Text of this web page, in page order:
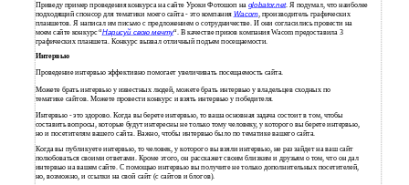
Приведу пример проведения конкурса на сайте Уроки Фотошоп на globator.net. Я подумал, что наиболее
подходящий спонсор для тематики моего сайта - это компания Wacom, производитель графических
планшетов. Я написал им письмо с предложением о сотрудничестве. И они согласились провести на
моем сайте конкурс “Нарисуй свою мечту“. В качестве призов компания Wacom предоставила 3
графических планшета. Конкурс вызвал отличный подъем посещаемости.
Интервью
Проведение интервью эффективно помогает увеличивать посещаемость сайта.
Можете брать интервью у известных людей, можете брать интервью у владельцев сходных по
тематике сайтов. Можете провести конкурс и взять интервью у победителя.
Интервью - это здорово. Когда вы берете интервью, то ваша основная задача состоит в том, чтобы
составить вопросы, которые будут интересны не только тому человеку, у которого вы берете интервью,
но и посетителям вашего сайта. Важно, чтобы интервью было по тематике вашего сайта.
Когда вы публикуете интервью, то человек, у которого вы взяли интервью, не раз зайдет на ваш сайт
полюбоваться своими ответами. Кроме этого, он расскажет своим близким и друзьям о том, что он дал
интервью на вашем сайте. С помощью интервью вы получите не только дополнительных посетителей,
но, возможно, и ссылки на свой сайт (с сайтов и блогов).